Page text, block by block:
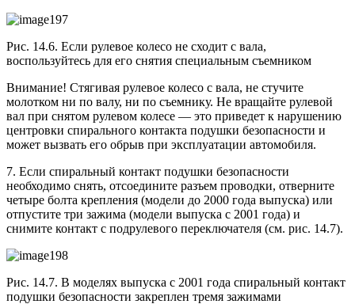
Рис. 14.6. Если рулевое колесо не сходит с вала,
воспользуйтесь для его снятия специальным съемником
Внимание! Стягивая рулевое колесо с вала, не стучите
молотком ни по валу, ни по съемнику. Не вращайте рулевой
вал при снятом рулевом колесе — это приведет к нарушению
центровки спирального контакта подушки безопасности и
может вызвать его обрыв при эксплуатации автомобиля.
7. Если спиральный контакт подушки безопасности
необходимо снять, отсоедините разъем проводки, отверните
четыре болта крепления (модели до 2000 года выпуска) или
отпустите три зажима (модели выпуска с 2001 года) и
снимите контакт с подрулевого переключателя (см. рис. 14.7).
Рис. 14.7. В моделях выпуска с 2001 года спиральный контакт
подушки безопасности закреплен тремя зажимами